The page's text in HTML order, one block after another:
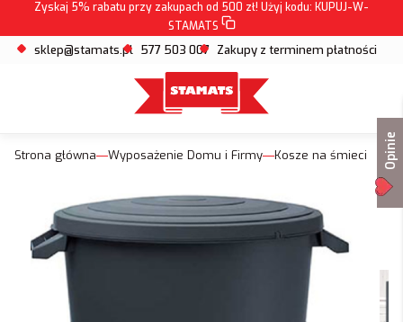
Zyskaj 5% rabatu przy zakupach od 500 zł! Użyj kodu: KUPUJ-W-
STAMATS
sklep@stamats.pl 577 503 007 Zakupy z terminem płatności
Strona główna Wyposażenie Domu i Firmy Kosze na śmieci Opinie